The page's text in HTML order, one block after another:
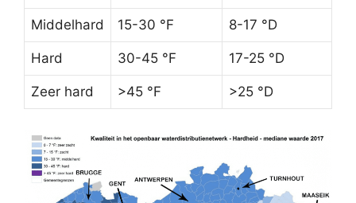
Middelhard 15-30 °F 8-17 °D
Hard 30-45 °F 17-25 °D
Zeer hard >45 °F >25 °D